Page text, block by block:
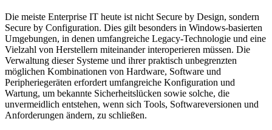
Die meiste Enterprise IT heute ist nicht Secure by Design, sondern
Secure by Configuration. Dies gilt besonders in Windows-basierten
Umgebungen, in denen umfangreiche Legacy-Technologie und eine
Vielzahl von Herstellern miteinander interoperieren müssen. Die
Verwaltung dieser Systeme und ihrer praktisch unbegrenzten
möglichen Kombinationen von Hardware, Software und
Peripheriegeräten erfordert umfangreiche Konfiguration und
Wartung, um bekannte Sicherheitslücken sowie solche, die
unvermeidlich entstehen, wenn sich Tools, Softwareversionen und
Anforderungen ändern, zu schließen.